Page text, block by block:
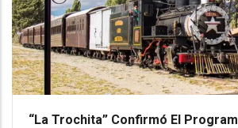
“La Trochita” Confirmó El